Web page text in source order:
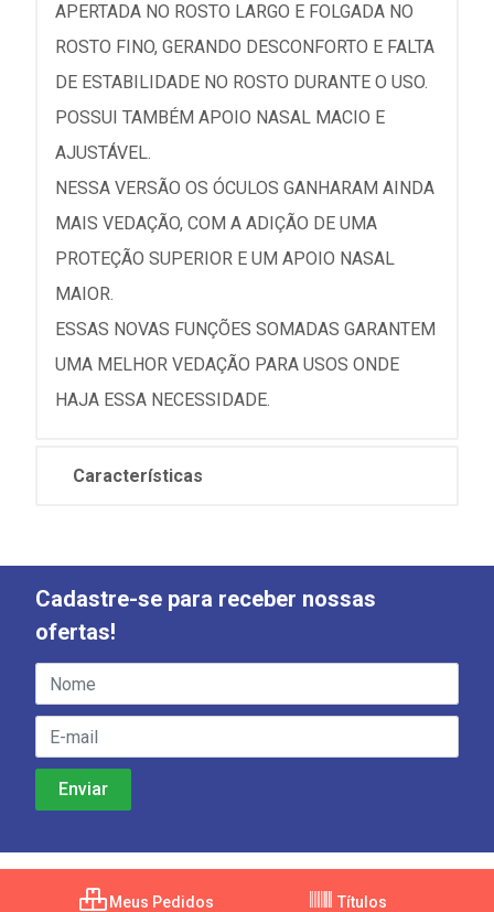
APERTADA NO ROSTO LARGO E FOLGADA NO
ROSTO FINO, GERANDO DESCONFORTO E FALTA
DE ESTABILIDADE NO ROSTO DURANTE O USO.
POSSUI TAMBÉM APOIO NASAL MACIO E
AJUSTÁVEL.
NESSA VERSÃO OS ÓCULOS GANHARAM AINDA
MAIS VEDAÇÃO, COM A ADIÇÃO DE UMA
PROTEÇÃO SUPERIOR E UM APOIO NASAL
MAIOR.
ESSAS NOVAS FUNÇÕES SOMADAS GARANTEM
UMA MELHOR VEDAÇÃO PARA USOS ONDE
HAJA ESSA NECESSIDADE.
Características
Cadastre-se para receber nossas
ofertas!
Meus Pedidos Títulos